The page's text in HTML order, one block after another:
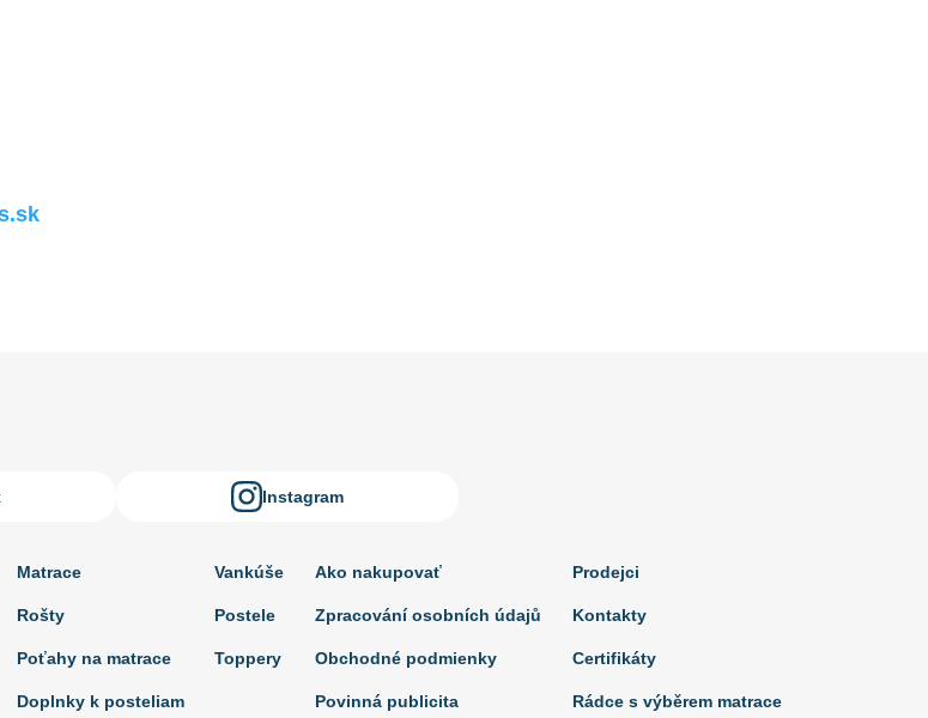
Instagram
Matrace
Rošty
Poťahy na matrace
Doplnky k posteliam
Vankúše
Postele
Toppery
Ako nakupovať
Zpracování osobních údajů
Obchodné podmienky
Povinná publicita
Prodejci
Kontakty
Certifikáty
Rádce s výběrem matrace